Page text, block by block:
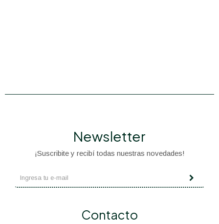
Contacto
Newsletter
¡Suscribite y recibí todas nuestras novedades!